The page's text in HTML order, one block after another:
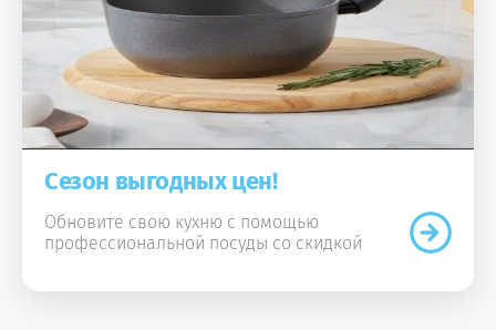
Сезон выгодных цен!
Обновите свою кухню с помощью
профессиональной посуды со скидкой